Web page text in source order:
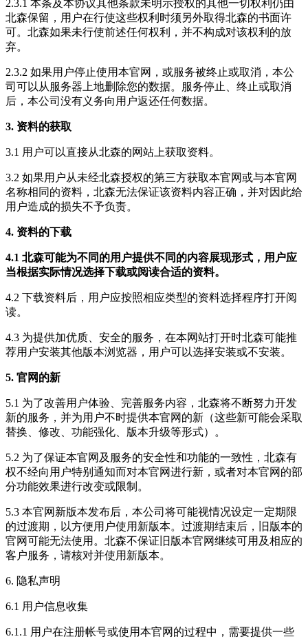
2.3.1 本条及本协议其他条款未明示授权的其他一切权利仍由
北森保留，用户在行使这些权利时须另外取得北森的书面许
可。北森如果未行使前述任何权利，并不构成对该权利的放
弃。
2.3.2 如果用户停止使用本官网，或服务被终止或取消，本公
司可以从服务器上地删除您的数据。服务停止、终止或取消
后，本公司没有义务向用户返还任何数据。
3. 资料的获取
3.1 用户可以直接从北森的网站上获取资料。
3.2 如果用户从未经北森授权的第三方获取本官网或与本官网
名称相同的资料，北森无法保证该资料内容正确，并对因此给
用户造成的损失不予负责。
4. 资料的下载
4.1 北森可能为不同的用户提供不同的内容展现形式，用户应
当根据实际情况选择下载或阅读合适的资料。
4.2 下载资料后，用户应按照相应类型的资料选择程序打开阅
读。
4.3 为提供加优质、安全的服务，在本网站打开时北森可能推
荐用户安装其他版本浏览器，用户可以选择安装或不安装。
5. 官网的新
5.1 为了改善用户体验、完善服务内容，北森将不断努力开发
新的服务，并为用户不时提供本官网的新（这些新可能会采取
替换、修改、功能强化、版本升级等形式）。
5.2 为了保证本官网及服务的安全性和功能的一致性，北森有
权不经向用户特别通知而对本官网进行新，或者对本官网的部
分功能效果进行改变或限制。
5.3 本官网新版本发布后，本公司将可能视情况设定一定期限
的过渡期，以方便用户使用新版本。过渡期结束后，旧版本的
官网可能无法使用。北森不保证旧版本官网继续可用及相应的
客户服务，请核对并使用新版本。
6. 隐私声明
6.1 用户信息收集
6.1.1 用户在注册帐号或使用本官网的过程中，需要提供一些